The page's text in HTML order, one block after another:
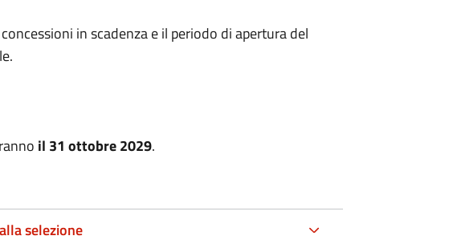
in scadenza e il periodo di apertura del
il 31 ottobre 2029.
selezione